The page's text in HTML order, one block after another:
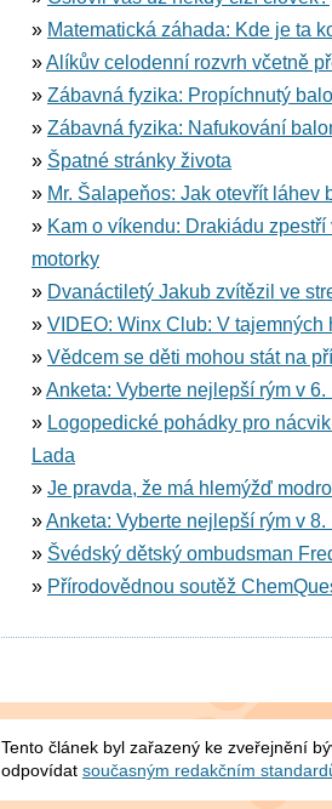
Matematická záhada: Kde je ta
Alíkův celodenní rozvrh včetně
Zábavná fyzika: Propíchnutý
Zábavná fyzika: Nafukování
Špatné stránky života
Mr. Šalapeňos: Jak otevřít láhev
Kam o víkendu: Drakiádu
motorky
Dvanáctiletý Jakub zvítězil ve
VIDEO: Winx Club: V tajemných
Vědcem se děti mohou stát na
Anketa: Vyberte nejlepší rým v
Logopedické pohádky pro
Lada
Je pravda, že má hlemýžď
Anketa: Vyberte nejlepší rým v
Švédský dětský ombudsman
Přírodovědnou soutěž
Tento článek byl zařazený ke zveřejnění
odpovídat současným redakčním